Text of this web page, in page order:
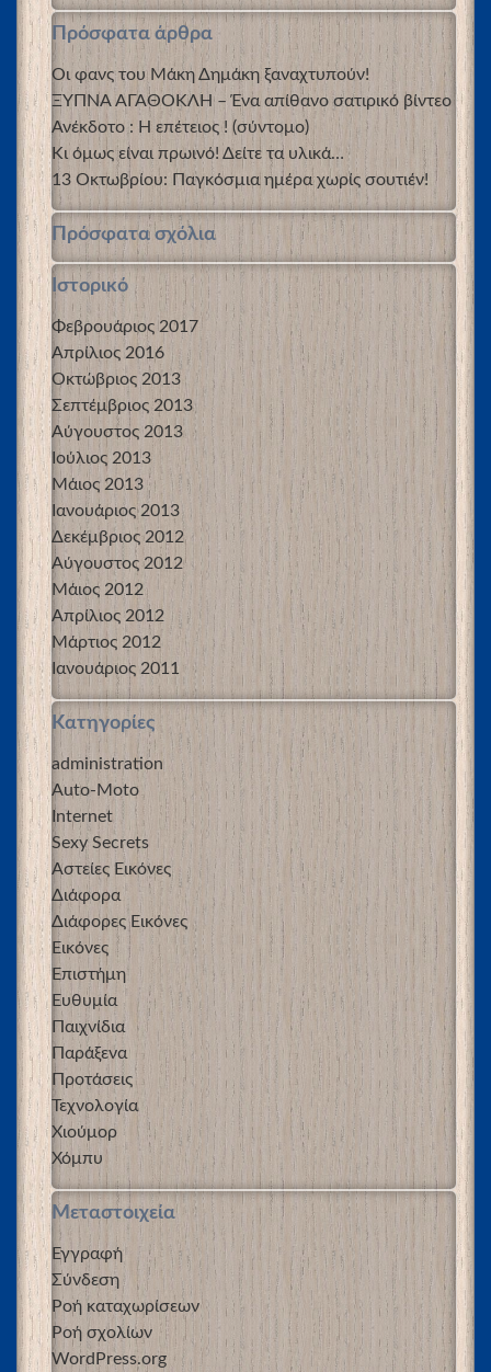
Πρόσφατα άρθρα
Οι φανς του Μάκη Δημάκη ξαναχτυπούν!
ΞΥΠΝΑ ΑΓΑΘΟΚΛΗ – Ένα απίθανο σατιρικό βίντεο
Ανέκδοτο : Η επέτειος ! (σύντομο)
Κι όμως είναι πρωινό! Δείτε τα υλικά…
13 Οκτωβρίου: Παγκόσμια ημέρα χωρίς σουτιέν!
Πρόσφατα σχόλια
Ιστορικό
Φεβρουάριος 2017
Απρίλιος 2016
Οκτώβριος 2013
Σεπτέμβριος 2013
Αύγουστος 2013
Ιούλιος 2013
Μάιος 2013
Ιανουάριος 2013
Δεκέμβριος 2012
Αύγουστος 2012
Μάιος 2012
Απρίλιος 2012
Μάρτιος 2012
Ιανουάριος 2011
Kατηγορίες
administration
Auto-Moto
Internet
Sexy Secrets
Αστείες Εικόνες
Διάφορα
Διάφορες Εικόνες
Εικόνες
Επιστήμη
Ευθυμία
Παιχνίδια
Παράξενα
Προτάσεις
Τεχνολογία
Χιούμορ
Χόμπυ
Μεταστοιχεία
Εγγραφή
Σύνδεση
Ροή καταχωρίσεων
Ροή σχολίων
WordPress.org